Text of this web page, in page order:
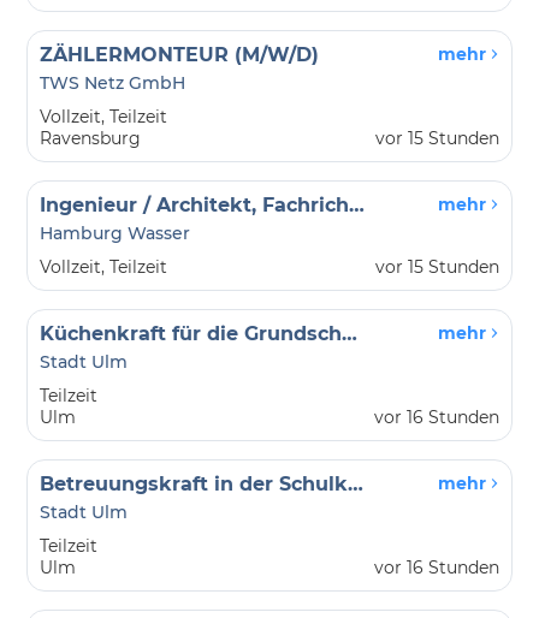
ZÄHLERMONTEUR (M/W/D)
TWS Netz GmbH
Vollzeit, Teilzeit
Ravensburg
mehr
vor 15 Stunden
Ingenieur / Architekt, Fachrichtung Bautechnik und Ingenieurbau (m/w/d)
Hamburg Wasser
Vollzeit, Teilzeit
mehr
vor 15 Stunden
Küchenkraft für die Grundschule Bildungshaus Ulmer Spatz (m/w/d)
Stadt Ulm
Teilzeit
Ulm
mehr
vor 16 Stunden
Betreuungskraft in der Schulkindbetreuung für die Grundschule am Tannenplatz (m/w/d)
Stadt Ulm
Teilzeit
Ulm
mehr
vor 16 Stunden